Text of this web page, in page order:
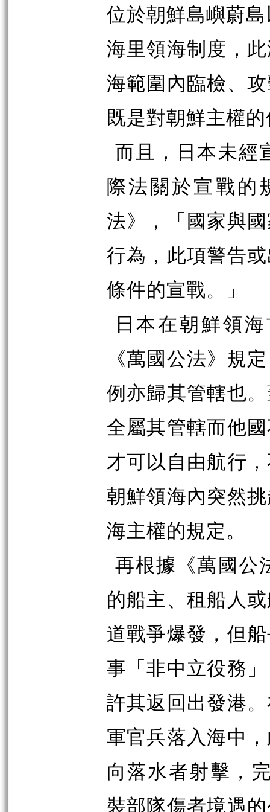
位於朝鮮島嶼蔚
海里領海制度，
海範圍內臨檢、
既是對朝鮮主權
而且，日本未經
際法關於宣戰的
法》，「國家與
行為，此項警告
條件的宣戰。」
日本在朝鮮領
《萬國公法》規
例亦歸其管轄也
全屬其管轄而他
才可以自由航行
朝鮮領海內突然
海主權的規定。
再根據《萬國公
的船主、租船人
道戰爭爆發，但
事「非中立役務
許其返回出發港
軍官兵落入海中
向落水者射擊，
裝部隊傷者境遇